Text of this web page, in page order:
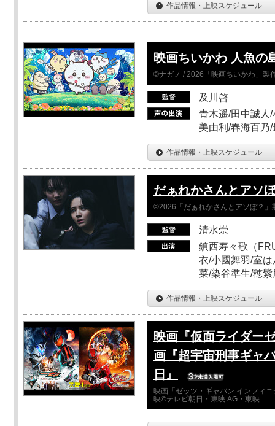
作品情報・上映スケジュール
映画ちいかわ 人魚の
©ナガノ / 2026「映画ちいかわ」製
及川啓
青木遥/田中誠人
美由利/春海百乃
作品情報・上映スケジュール
だぁれかさんとアソ
©2026「だぁれかさんとアソぼ？」
清水崇
鎮西寿々歌（
衣/小國舞羽/室
菜/染谷準生/穂
作品情報・上映スケジュール
映画『仮面ライダー
画『超宇宙刑事ギャ
日』
映画「ゼッツ・ギャバン インフィ
映©テレビ朝日・東映 AG・東映